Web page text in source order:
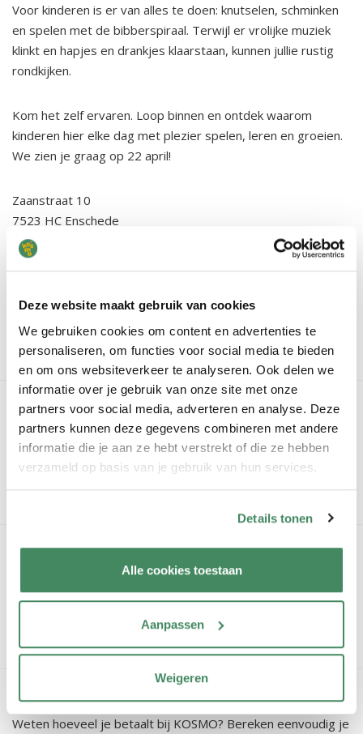
Deze website maakt gebruik van cookies
We gebruiken cookies om content en advertenties te
personaliseren, om functies voor social media te bieden
en om ons websiteverkeer te analyseren. Ook delen we
informatie over je gebruik van onze site met onze
partners voor social media, adverteren en analyse. Deze
partners kunnen deze gegevens combineren met andere
informatie die je aan ze hebt verstrekt of die ze hebben
verzameld op basis van je gebruik van hun services.
Details tonen
Alle cookies toestaan
Aanpassen
Weigeren
Voor kinderen is er van alles te doen: knutselen, schminken
en spelen met de bibberspiraal. Terwijl er vrolijke muziek
klinkt en hapjes en drankjes klaarstaan, kunnen jullie rustig
rondkijken.
Kom het zelf ervaren. Loop binnen en ontdek waarom
kinderen hier elke dag met plezier spelen, leren en groeien.
We zien je graag op 22 april!
Zaanstraat 10
7523 HC Enschede
Meer informatie over Deppenbroek
vorige item volgende item
Vestiging bekijken?
Wil je een vestiging bekijken? Geen probleem! Wij leiden je
graag rond.
rondleiding aanvragen
Interesse?
Schrijf je kind kosteloos en zonder verdere verplichting in bij
KOSMO.
vrijblijvend inschrijven
Je kosten
Weten hoeveel je betaalt bij KOSMO? Bereken eenvoudig je